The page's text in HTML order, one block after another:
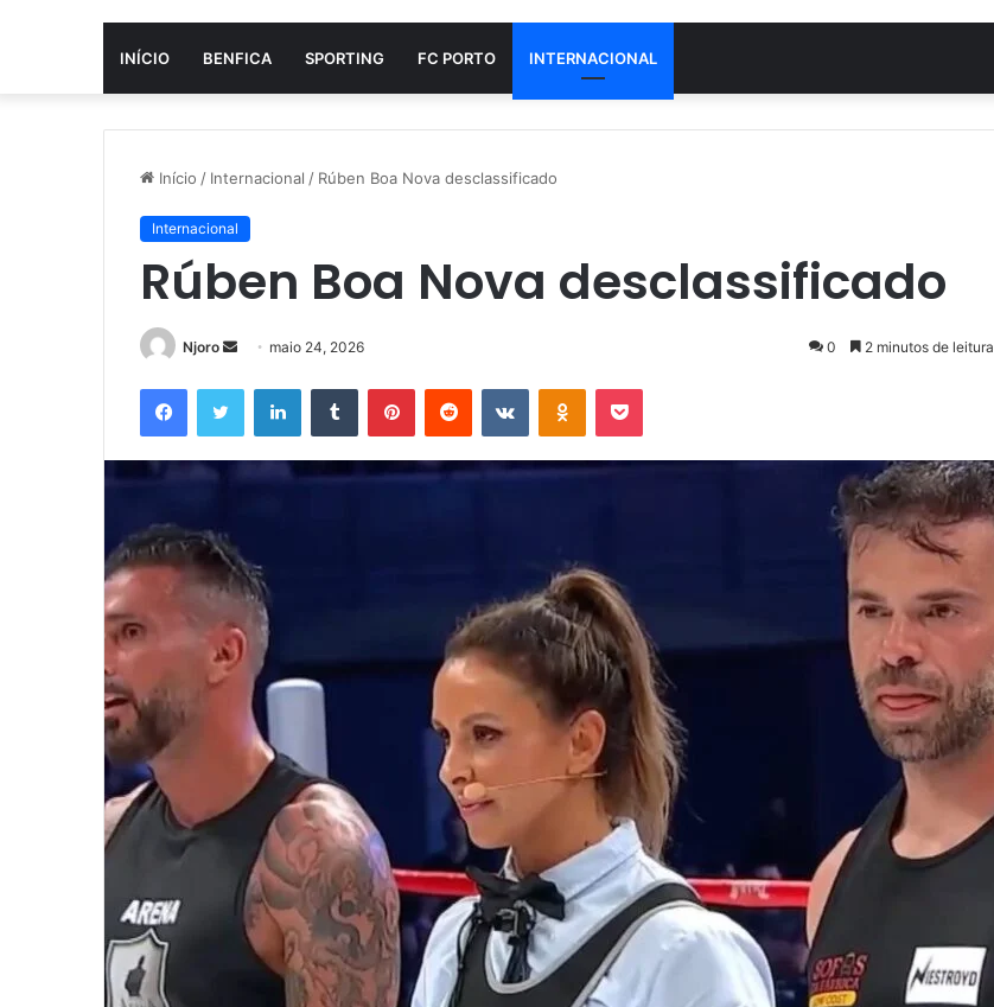
INÍCIO BENFICA SPORTING FC PORTO INTERNACIONAL
Início / Internacional / Rúben Boa Nova desclassificado
Internacional
Rúben Boa Nova desclassificado
Njoro
Mande
mail
maio 24, 2026 0 2 minutos de leitura
FacebookTwitter LinkedinTumblr PinterestReddit VK OK Pocket